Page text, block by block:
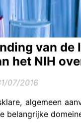
van de
het NIH
07/2016
algemeen
belangrijke